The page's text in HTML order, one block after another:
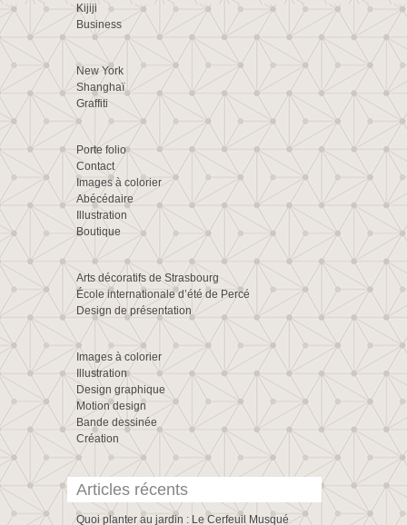
Kijiji
Business
New York
Shanghaï
Graffiti
Porte folio
Contact
Images à colorier
Abécédaire
Illustration
Boutique
Arts décoratifs de Strasbourg
École internationale d’été de Percé
Design de présentation
Images à colorier
Illustration
Design graphique
Motion design
Bande dessinée
Création
Articles récents
Quoi planter au jardin : Le Cerfeuil Musqué